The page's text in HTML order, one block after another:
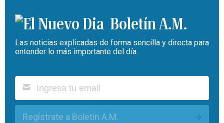
Boletín A.M.
Las noticias explicadas de forma sencilla y directa para
entender lo más importante del día.
Regístrate a Boletín A.M.